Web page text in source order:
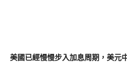
美國已經慢慢步入加息周期，美元